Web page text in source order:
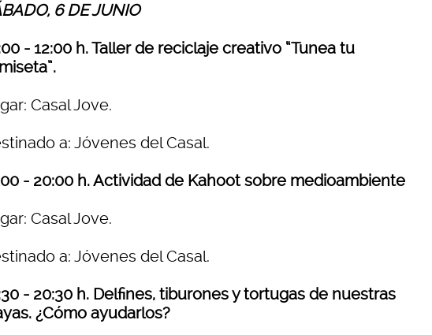
6 DE JUNIO
- 12:00 h. Taller de reciclaje creativo “Tunea tu
Casal Jove.
a: Jóvenes del Casal.
- 20:00 h. Actividad de Kahoot sobre medioambiente
Casal Jove.
a: Jóvenes del Casal.
- 20:30 h. Delfines, tiburones y tortugas de nuestras
¿Cómo ayudarlos?